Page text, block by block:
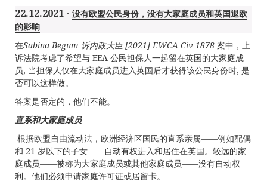
22.12.2021 - 没有欧盟公民身份，没有大家庭成员和英国退欧
的影响
在Sabina Begum 诉内政大臣 [2021] EWCA Civ 1878 案中，上
诉法院考虑了希望与 EEA 公民担保人一起留在英国的大家庭成
员, 当担保人仅在大家庭成员进入英国后才获得该公民身份时, 是
否可以这样做。
答案是否定的，他们不能。
直系和大家庭成员
根据欧盟自由流动法，欧洲经济区国民的直系亲属——例如配偶
和 21 岁以下的子女——自动有权进入和居住在英国。较远的家
庭成员——被称为大家庭成员或其他家庭成员——没有自动权
利。他们必须申请家庭许可证或居留卡。